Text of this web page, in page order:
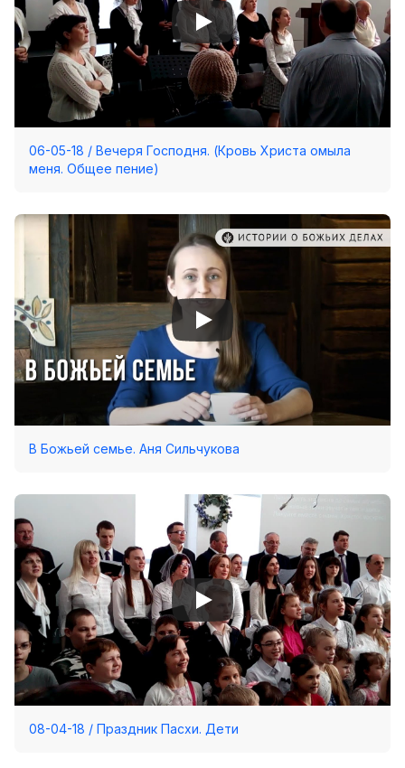
06-05-18 / Вечеря Господня. (Кровь Христа омыла
меня. Общее пение)
В Божьей семье. Аня Сильчукова
08-04-18 / Праздник Пасхи. Дети